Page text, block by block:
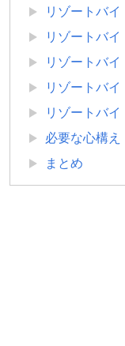
リゾートバ
リゾートバ
リゾートバ
リゾートバ
リゾートバ
必要な心構え
まとめ